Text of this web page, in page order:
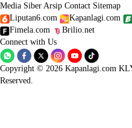
Media Siber Arsip Contact Sitemap
Liputan6.com
Kapanlagi.com
Fimela.com
Brilio.net
Connect with Us
Copyright © 2026 Kapanlagi.com
Reserved.